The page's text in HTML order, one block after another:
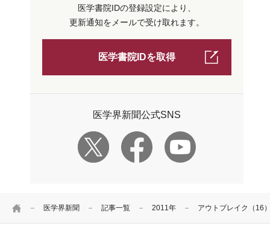
HOME 医学界新聞 記事一覧 2011年 アウトブレイク（16
医学書院IDの登録設定により、
更新通知をメールで受け取れます。
医学書院IDを取得
医学界新聞公式SNS